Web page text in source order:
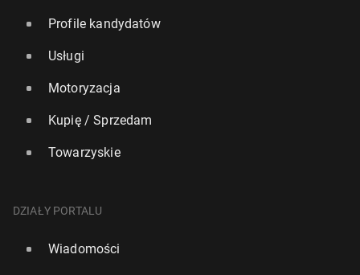
Profile kandydatów
Usługi
Motoryzacja
Kupię / Sprzedam
Towarzyskie
DZIAŁY PORTALU
Wiadomości